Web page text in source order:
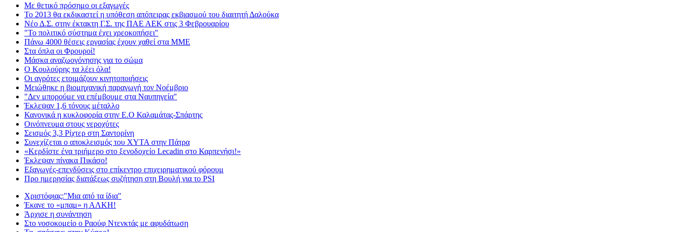
Με θετικό πρόσημο οι εξαγωγές
Το 2013 θα εκδικαστεί η υπόθεση απόπειρας εκβιασμού του διαιτητή Δαλούκα
Νέο Δ.Σ. στην έκτακτη Γ.Σ. της ΠΑΕ ΑΕΚ στις 3 Φεβρουαρίου
"Το πολιτικό σύστημα έχει χρεοκοπήσει"
Πάνω 4000 θέσεις εργασίας έχουν χαθεί στα ΜΜΕ
Στα όπλα οι Φρουροί!
Μάσκα αναζωογόνησης για το σώμα
Ο Κουλούρης τα λέει όλα!
Οι αγρότες ετοιμάζουν κινητοποιήσεις
Mειώθηκε η βιομηχανική παραγωγή τον Νοέμβριο
"Δεν μπορούμε να επέμβουμε στα Ναυπηγεία"
Έκλεψαν 1,6 τόνους μέταλλο
Κανονικά η κυκλοφορία στην Ε.Ο Καλαμάτας-Σπάρτης
Οινόπνευμα στους νεροχύτες
Σεισμός 3,3 Ρίχτερ στη Σαντορίνη
Συνεχίζεται ο αποκλεισμός του ΧΥΤΑ στην Πάτρα
«Κερδίστε ένα τριήμερο στο ξενοδοχείο Lecadin στο Καρπενήσι!»
Έκλεψαν πίνακα Πικάσο!
Εξαγωγές-επενδύσεις στο επίκεντρο επιχειρηματικού φόρουμ
Προ ημερησίας διατάξεως συζήτηση στη Βουλή για το PSI
Xριστόφιας:"Μια από τα ίδια"
Έκανε το «μπαμ» η ΑΛΚΗ!
Άρχισε η συνάντηση
Στο νοσοκομείο ο Ραούφ Ντενκτάς με αφυδάτωση